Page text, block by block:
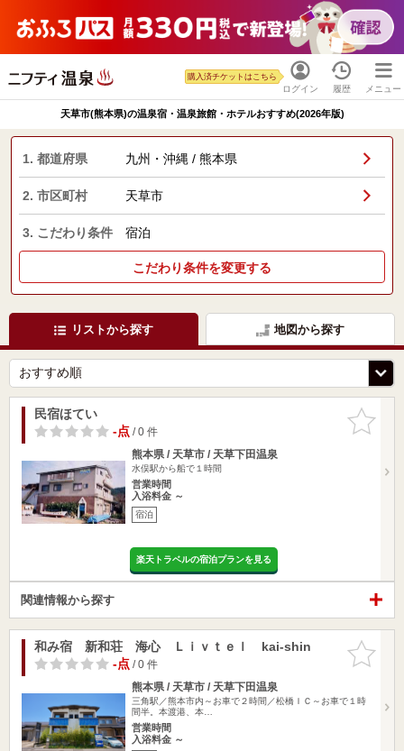
ログイン
購入済チケットはこちら
履歴 メニュー
天草市(熊本県)の温泉宿・温泉旅館・ホテルおすすめ(2026年版)
1. 都道府県 九州・沖縄 / 熊本県
2. 市区町村 天草市
3. こだわり条件 宿泊
こだわり条件を変更する
リストから探す 地図から探す
お気に入
りに追加
民宿ほてい
-点/ 0 件
熊本県 / 天草市 / 天草下田温泉
水俣駅から船で１時間
営業時間
入浴料金 ～
宿泊
楽天トラベルの宿泊プランを見る
関連情報から探す
お気に入
りに追加
和み宿 新和荘 海心 Ｌｉｖｔｅｌ kai-shin
-点/ 0 件
熊本県 / 天草市 / 天草下田温泉
三角駅／熊本市内～お車で２時間／松橋ＩＣ～お車で１時
間半。本渡港、本…
営業時間
入浴料金 ～